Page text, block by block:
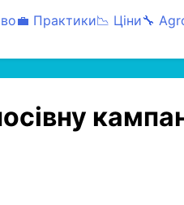
💼 Практики📉 Ціни🔧